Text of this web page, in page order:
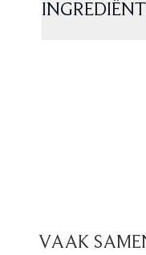
VAAK